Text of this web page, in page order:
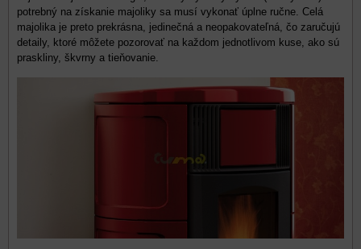
potrebný na získanie majoliky sa musí vykonať úplne ručne. Celá
majolika je preto prekrásna, jedinečná a neopakovateľná, čo zaručujú
detaily, ktoré môžete pozorovať na každom jednotlivom kuse, ako sú
praskliny, škvrny a tieňovanie.